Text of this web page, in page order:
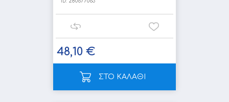
48,10 €
ΣΤΟ ΚΑΛΑΘΙ